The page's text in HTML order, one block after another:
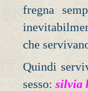
fregna
che
Quindi
sesso: silvia